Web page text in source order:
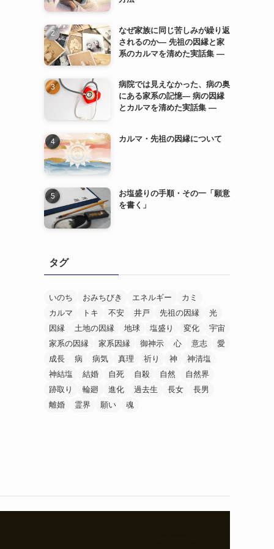
なぜ家族に同じ苦しみが繰り返
されるのか— 先祖の因縁と家
系のカルマを清めた実話集 —
病院では見えなかった、病の奥
にある家系の記憶— 病の因縁
とカルマを清めた実話集 —
カルマ・先祖の因縁について
お塩盛りの手順・その一「願意
を書く」
タグ
いのち おみちびき エネルギー
カミ
カルマ
トキ 不安 井戸 先祖の因縁
光
因縁
土地の因縁 地球 塩盛り 変化
宇宙
家系の因縁
家系因縁 御神示 心 意志
愛
成長
病 病気 真理 祈り 神
神清塩
神結塩
結婚 自死 自殺 自然
自然界
跡取り
輪廻 進化 過去生 長女
長男
離婚
霊界 願い 魂